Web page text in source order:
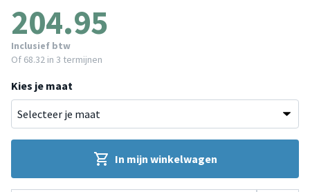
204.95
Inclusief btw
Of 68.32 in 3 termijnen
Kies je maat
In mijn winkelwagen